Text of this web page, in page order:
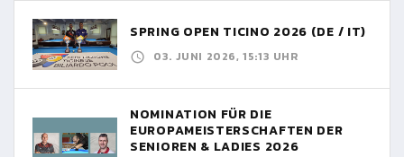
SPRING OPEN TICINO 2026 (DE / IT)
03. JUNI 2026, 15:13 UHR
NOMINATION FÜR DIE
EUROPAMEISTERSCHAFTEN DER
SENIOREN & LADIES 2026